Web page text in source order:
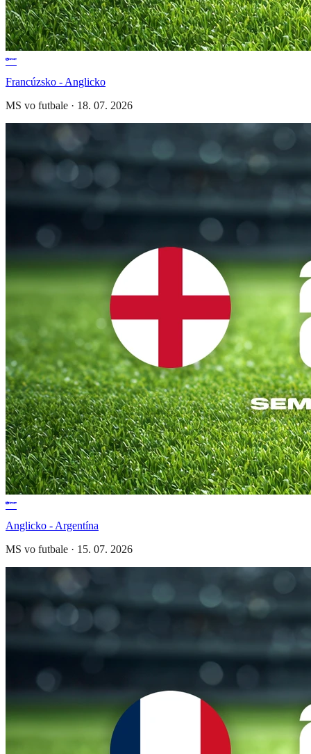
Francúzsko - Anglicko
MS vo futbale · 18. 07. 2026
Anglicko - Argentína
MS vo futbale · 15. 07. 2026